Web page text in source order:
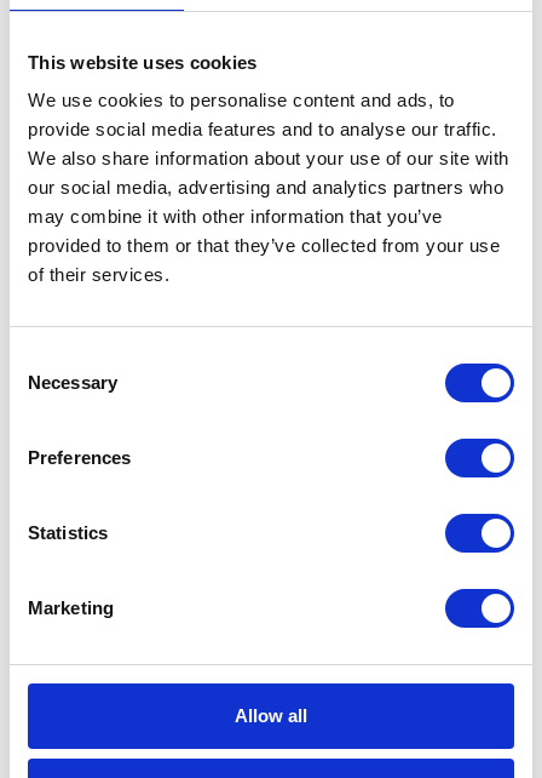
This website uses cookies
We use cookies to personalise content and ads, to
provide social media features and to analyse our traffic.
We also share information about your use of our site with
our social media, advertising and analytics partners who
may combine it with other information that you’ve
provided to them or that they’ve collected from your use
of their services.
Selection
Necessary
Preferences
Statistics
Marketing
Allow all
KATEGORIE
Aktualności prawne
Baza wiedzy
E-booki
Porady karierowe
Rozwiązania Microsoft